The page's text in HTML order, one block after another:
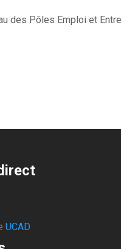
des Pôles Emploi et
UCAD